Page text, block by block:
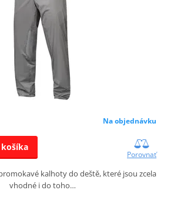
Na objednávku
košíka
Porovnať
kalhoty do deště, které jsou zcela
vhodné i do toho…